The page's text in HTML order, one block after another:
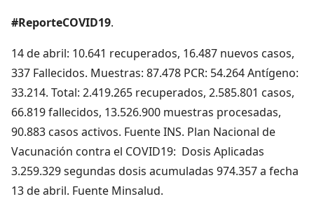
#ReporteCOVID19.
14 de abril: 10.641 recuperados, 16.487 nuevos casos,
337 Fallecidos. Muestras: 87.478 PCR: 54.264 Antígeno:
33.214. Total: 2.419.265 recuperados, 2.585.801 casos,
66.819 fallecidos, 13.526.900 muestras procesadas,
90.883 casos activos. Fuente INS. Plan Nacional de
Vacunación contra el COVID19: Dosis Aplicadas
3.259.329 segundas dosis acumuladas 974.357 a fecha
13 de abril. Fuente Minsalud.